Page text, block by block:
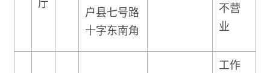
户县七号路
十字东南角
不营
业
工作